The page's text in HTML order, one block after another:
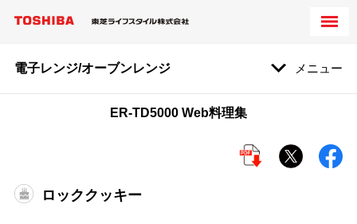
電子レンジ/オーブンレンジ メニュー
ER-TD5000 Web料理集
ロッククッキー